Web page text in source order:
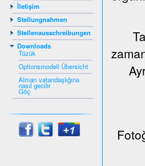
İletişim
Stellungnahmen
Stellenausschreibungen
Downloads
Tüzük
Optionsmodell Übersicht
Alman vatandaşlığına
nasıl gecilir
Göç